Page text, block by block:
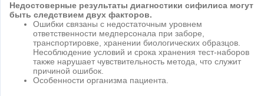
Недостоверные результаты диагностики сифилиса могут
быть следствием двух факторов.
Ошибки связаны с недостаточным уровнем
ответственности медперсонала при заборе,
транспортировке, хранении биологических образцов.
Несоблюдение условий и срока хранения тест-наборов
также нарушает чувствительность метода, что служит
причиной ошибок.
Особенности организма пациента.